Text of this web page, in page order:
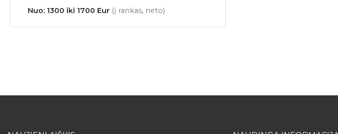
Nuo: 1300 iki 1700 Eur (į rankas, neto)